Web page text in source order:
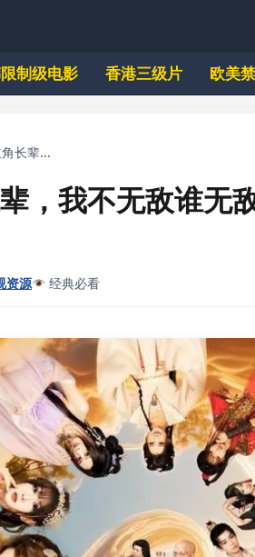
制级电影 香港三级片 欧美
长辈...
，我不无敌谁无
资源 经典必看